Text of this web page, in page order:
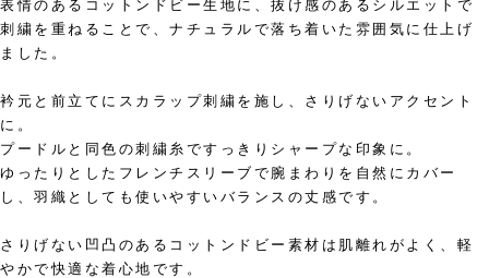
表情のあるコットンドビー生地に、抜け感のあるシルエットで
刺繍を重ねることで、ナチュラルで落ち着いた雰囲気に仕上げ
ました。
衿元と前立てにスカラップ刺繍を施し、さりげないアクセント
に。
プードルと同色の刺繍糸ですっきりシャープな印象に。
ゆったりとしたフレンチスリーブで腕まわりを自然にカバー
し、羽織としても使いやすいバランスの丈感です。
さりげない凹凸のあるコットンドビー素材は肌離れがよく、軽
やかで快適な着心地です。